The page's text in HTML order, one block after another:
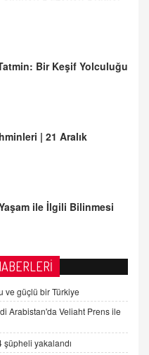
| 21 Aralık
ile İlgili Bilinmesi
ve dijital hukukun
Önlemler Alınmalı?
ve güçlü bir Türkiye
Arabistan'da Veliaht Prens ile
yakalandı